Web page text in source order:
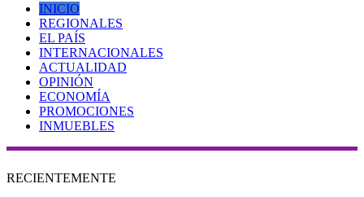
INICIO
REGIONALES
EL PAÍS
INTERNACIONALES
ACTUALIDAD
OPINIÓN
ECONOMÍA
PROMOCIONES
INMUEBLES
RECIENTEMENTE